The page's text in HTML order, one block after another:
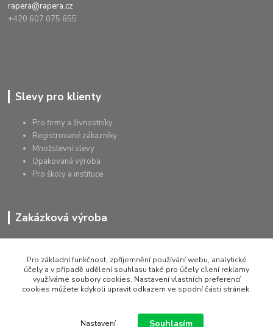
rapera@rapera.cz
+420 607 075 655
Slevy pro klienty
Pro firmy a živnostníky
Registrované zákazníky
Množstevní slevy
Opakovaná výroba
Pro školy a instituce
Zakázková výroba
Přířezy na míru
Tolerance dle požadavků
Atesty
Poradenství
Pro základní funkčnost, zpříjemnění používání webu, analytické
účely a v případě udělení souhlasu také pro účely cílení reklamy
využíváme soubory cookies. Nastavení vlastních preferencí
cookies můžete kdykoli upravit odkazem ve spodní části stránek.
Nastavení Souhlasím